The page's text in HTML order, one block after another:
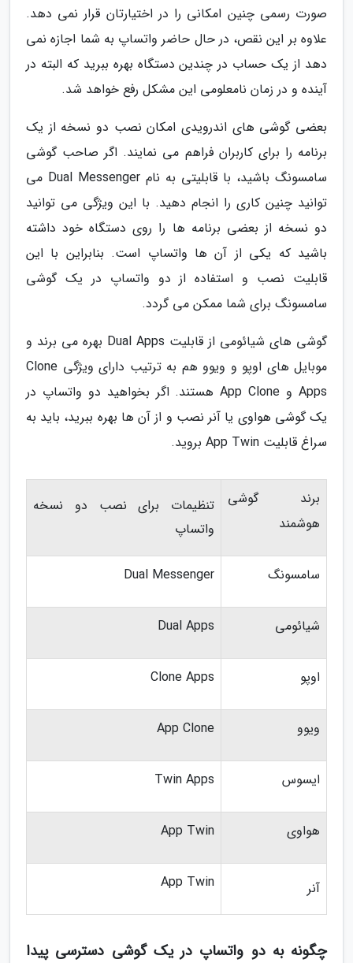
صورت رسمی چنین امکانی را در اختیارتان قرار نمی دهد.
علاوه بر این نقص، در حال حاضر واتساپ به شما اجازه نمی
دهد از یک حساب در چندین دستگاه بهره ببرید که البته در
آینده و در زمان نامعلومی این مشکل رفع خواهد شد.
بعضی گوشی های اندرویدی امکان نصب دو نسخه از یک
برنامه را برای کاربران فراهم می نمایند. اگر صاحب گوشی
سامسونگ باشید، با قابلیتی به نام Dual Messenger می
توانید چنین کاری را انجام دهید. با این ویژگی می توانید
دو نسخه از بعضی برنامه ها را روی دستگاه خود داشته
باشید که یکی از آن ها واتساپ است. بنابراین با این
قابلیت نصب و استفاده از دو واتساپ در یک گوشی
سامسونگ برای شما ممکن می گردد.
گوشی های شیائومی از قابلیت Dual Apps بهره می برند و
موبایل های اوپو و ویوو هم به ترتیب دارای ویژگی Clone
Apps و App Clone هستند. اگر بخواهید دو واتساپ در
یک گوشی هواوی یا آنر نصب و از آن ها بهره ببرید، باید به
سراغ قابلیت App Twin بروید.
برند گوشی
هوشمند
تنظیمات برای نصب دو نسخه
واتساپ
سامسونگ Dual Messenger
شیائومی Dual Apps
اوپو Clone Apps
ویوو App Clone
ایسوس Twin Apps
هواوی App Twin
آنر App Twin
چگونه به دو واتساپ در یک گوشی دسترسی پیدا